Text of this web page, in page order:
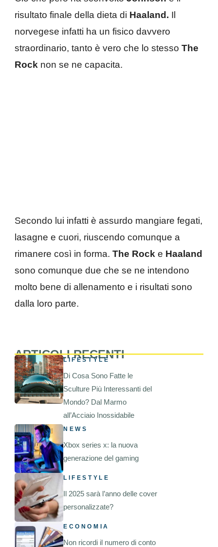
risultato finale della dieta di Haaland. Il
norvegese infatti ha un fisico davvero
straordinario, tanto è vero che lo stesso The
Rock non se ne capacita.
Secondo lui infatti è assurdo mangiare fegati,
lasagne e cuori, riuscendo comunque a
rimanere così in forma. The Rock e Haaland
sono comunque due che se ne intendono
molto bene di allenamento e i risultati sono
dalla loro parte.
ARTICOLI RECENTI
LIFESTYLE
Di Cosa Sono Fatte le
Sculture Più Interessanti del
Mondo? Dal Marmo
all’Acciaio Inossidabile
NEWS
Xbox series x: la nuova
generazione del gaming
LIFESTYLE
Il 2025 sarà l’anno delle cover
personalizzate?
ECONOMIA
Non ricordi il numero di conto